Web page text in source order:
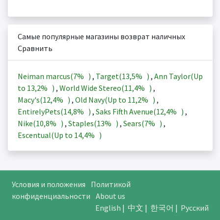
Самые популярные магазины возврат наличных
Сравнить
Neiman marcus(7% ) , Target(13,5% ) , Ann Taylor(Up
to 13,2% ) , World Wide Stereo(11,4% ) ,
Macy's(12,4% ) , Old Navy(Up to 11,2% ) ,
EntirelyPets(14,8% ) , Saks Fifth Avenue(12,4% ) ,
Nike(10,8% ) , Staples(13% ) , Sears(7% ) ,
Escentual(Up to 14,4% )
Условия и положения
Политикой
конфиденциальности About us
English | 中文 | 한국어 | Русский